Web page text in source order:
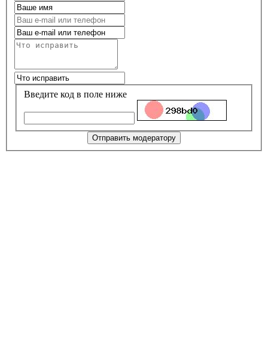
Введите код в поле ниже
Отправить модератору